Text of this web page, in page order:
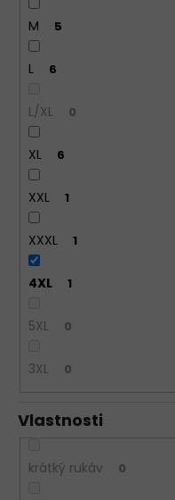
M 5
L 6
L/XL 0
XL 6
XXL 1
XXXL 1
4XL 1
5XL 0
3XL 0
Vlastnosti
krátký rukáv 0